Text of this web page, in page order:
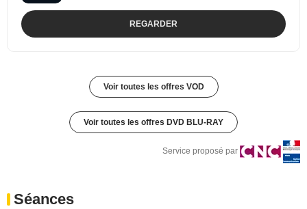
REGARDER
Voir toutes les offres VOD
Voir toutes les offres DVD BLU-RAY
Service proposé par
Séances